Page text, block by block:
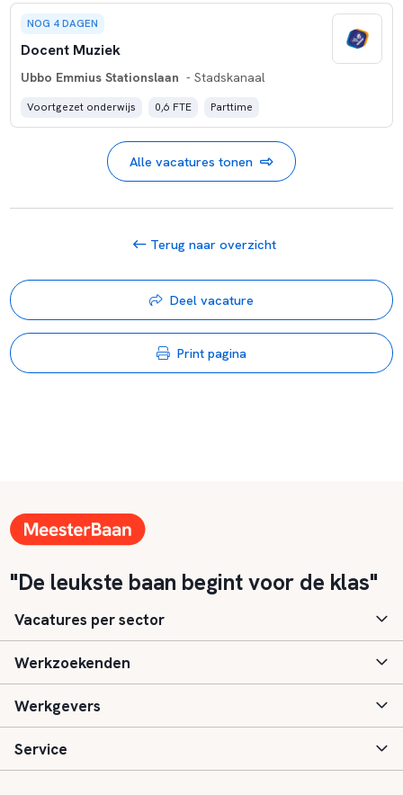
NOG 4 DAGEN
Docent Muziek
Ubbo Emmius Stationslaan - Stadskanaal
Voortgezet onderwijs 0,6 FTE Parttime
Alle vacatures tonen
Terug naar overzicht
Deel vacature
Print pagina
"De leukste baan begint voor de klas"
Vacatures per sector
Basisonderwijs
Speciaal (basis) onderwijs
Voortgezet onderwijs
Werkzoekenden
Aanmelden
Vacatures
Werkgevers
Inloggen
Service